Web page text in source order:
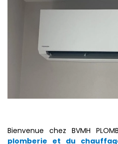
Bienvenue chez BVMH
plomberie et du